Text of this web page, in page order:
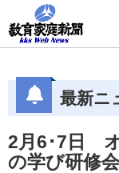
最新ニ
2月6･7日
の学び研修